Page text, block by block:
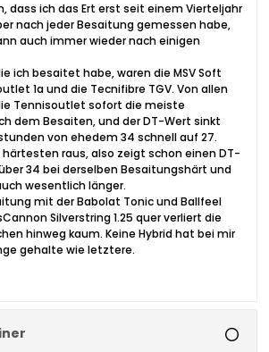
dass ich das Ert erst seit einem Vierteljahr
nach jeder Besaitung gemessen habe,
auch immer wieder nach einigen
ich besaitet habe, waren die MSV Soft
1a und die Tecnifibre TGV. Von allen
Tennisoutlet sofort die meiste
dem Besaiten, und der DT-Wert sinkt
von ehedem 34 schnell auf 27.
raus, also zeigt schon einen DT-
34 bei derselben Besaitungshärt und
wesentlich länger.
mit der Babolat Tonic und Ballfeel
Silverstring 1.25 quer verliert die
hinweg kaum. Keine Hybrid hat bei mir
gehalte wie letztere.